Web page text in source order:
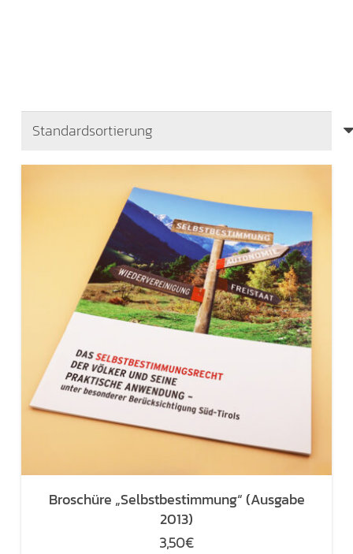
Broschüre „Selbstbestimmung“ (Ausgabe
2013)
3,50€